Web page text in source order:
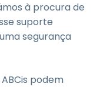
à procura de
suporte
segurança
podem